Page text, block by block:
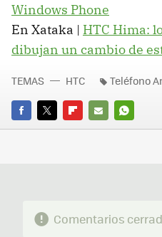
Windows Phone
En Xataka | HTC Hima:
dibujan un cambio de
FACEBOOK
TWITTERFLIPBOARD
E-
TEMAS HTC Teléfono
Comentarios